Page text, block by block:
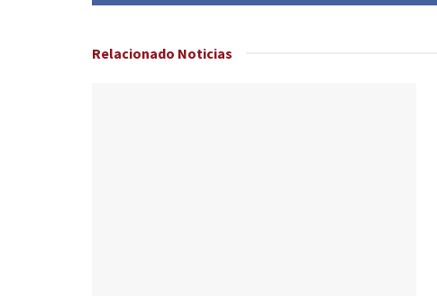
Relacionado Noticias